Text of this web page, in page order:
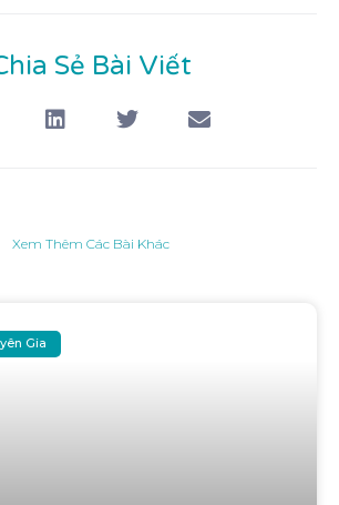
Sẻ Bài Viết
Xem Thêm Các Bài Khác
Gia